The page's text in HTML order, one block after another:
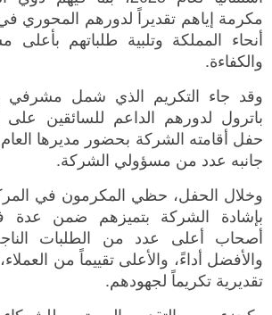
مكرمة إياهم تقديراً لدورهم المحوري
أنحاء المملكة وتلبية طلباتهم
والكفاءة.
وقد جاء التكريم الذي شمل
باترول لدورهم الداعم للسائقين
حفل أقامته الشركة بحضور مديرها
جانبه عدد من مسؤولي الشركة.
وخلال الحفل، حظي المكرمون في
بإشادة الشركة بتميزهم ضمن عدة
أصحاب أعلى عدد من الطلبات
والأفضل أداءً، والأعلى تقييماً من
تقديرية تكريماً لجهودهم.